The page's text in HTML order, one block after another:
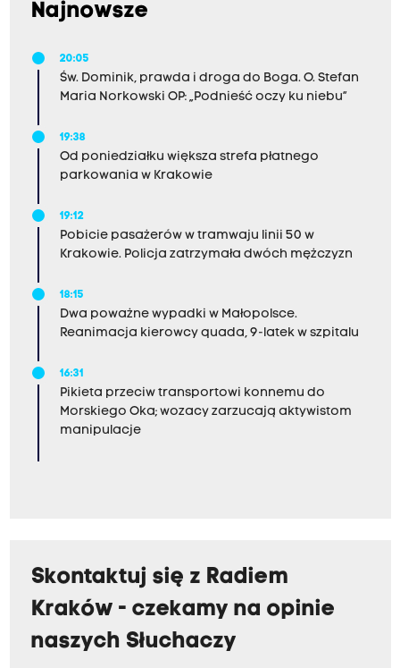
Najnowsze
20:05
Św. Dominik, prawda i droga do Boga. O. Stefan
Maria Norkowski OP: „Podnieść oczy ku niebu”
19:38
Od poniedziałku większa strefa płatnego
parkowania w Krakowie
19:12
Pobicie pasażerów w tramwaju linii 50 w
Krakowie. Policja zatrzymała dwóch mężczyzn
18:15
Dwa poważne wypadki w Małopolsce.
Reanimacja kierowcy quada, 9-latek w szpitalu
16:31
Pikieta przeciw transportowi konnemu do
Morskiego Oka; wozacy zarzucają aktywistom
manipulacje
Skontaktuj się z Radiem
Kraków - czekamy na opinie
naszych Słuchaczy